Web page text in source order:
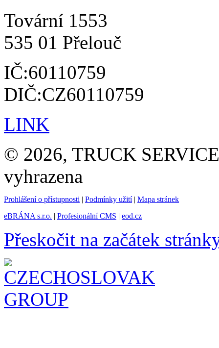
Tovární 1553
535 01 Přelouč
IČ:60110759
DIČ:CZ60110759
LINK
© 2026, TRUCK
vyhrazena
Prohlášení o přístupnosti | Podmínky užití| Mapa stránek
eBRÁNA s.r.o. | Profesionální CMS | eod.cz
Přeskočit na začátek